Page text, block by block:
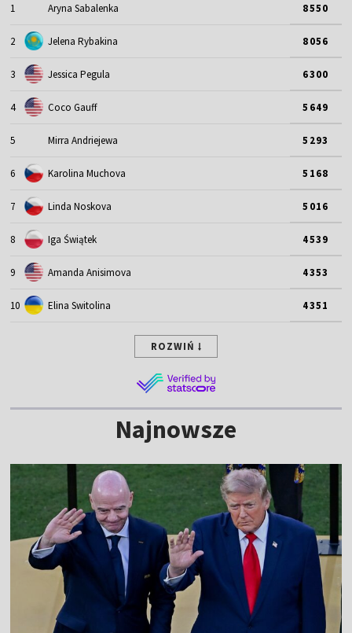
1 Aryna Sabalenka 8550
2 Jelena Rybakina 8056
3 Jessica Pegula 6300
4 Coco Gauff 5649
5 Mirra Andriejewa 5293
6 Karolina Muchova 5168
7 Linda Noskova 5016
8 Iga Świątek 4539
9 Amanda Anisimova 4353
10 Elina Switolina 4351
ROZWIŃ
Najnowsze